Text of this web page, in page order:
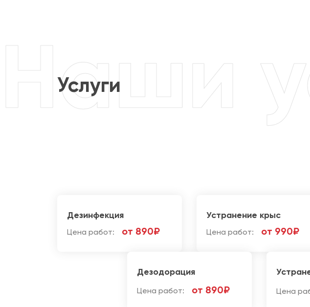
Услуги
Дезинфекция
Цена работ: от 890₽
Устранение крыс
Цена работ: от 990₽
Дезодорация
Цена работ: от 890₽ Цена